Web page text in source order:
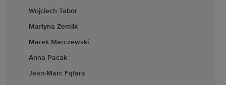
Wojciech Tabor
Martyna Zemlik
Marek Marczewski
Anna Pacak
Jean-Marc Fąfara